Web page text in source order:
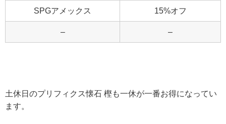
SPGアメックス 15%オフ
– –
土休日のプリフィクス懐石 樫も一休が一番お得になってい
ます。